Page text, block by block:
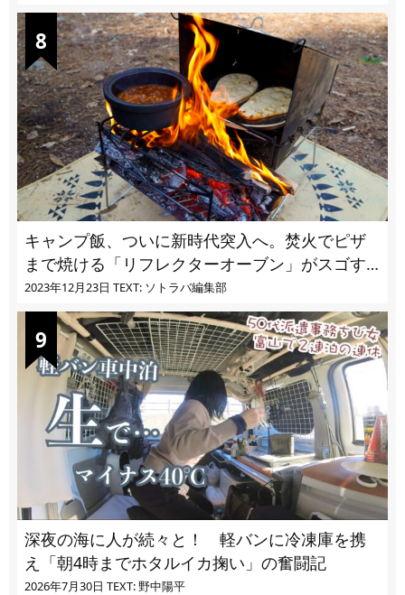
キャンプ飯、ついに新時代突入へ。焚火でピザ
まで焼ける「リフレクターオーブン」がスゴす
ぎる
2023年12月23日 TEXT: ソトラバ編集部
深夜の海に人が続々と！ 軽バンに冷凍庫を携
え「朝4時までホタルイカ掬い」の奮闘記
2026年7月30日 TEXT: 野中陽平